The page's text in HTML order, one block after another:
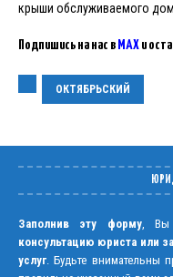
крыши обслуживаемого
Подпишись на нас в MAX и
ОКТЯБРЬСКИЙ
Заполнив эту форму, Вы
консультацию юриста или
услуг. Будьте внимательны